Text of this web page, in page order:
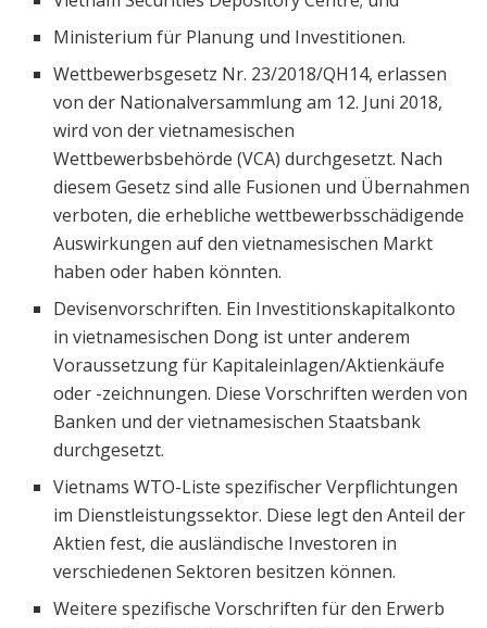
Ministerium für Planung und Investitionen.
Wettbewerbsgesetz Nr. 23/2018/QH14, erlassen
von der Nationalversammlung am 12. Juni 2018,
wird von der vietnamesischen
Wettbewerbsbehörde (VCA) durchgesetzt. Nach
diesem Gesetz sind alle Fusionen und Übernahmen
verboten, die erhebliche wettbewerbsschädigende
Auswirkungen auf den vietnamesischen Markt
haben oder haben könnten.
Devisenvorschriften. Ein Investitionskapitalkonto
in vietnamesischen Dong ist unter anderem
Voraussetzung für Kapitaleinlagen/Aktienkäufe
oder -zeichnungen. Diese Vorschriften werden von
Banken und der vietnamesischen Staatsbank
durchgesetzt.
Vietnams WTO-Liste spezifischer Verpflichtungen
im Dienstleistungssektor. Diese legt den Anteil der
Aktien fest, die ausländische Investoren in
verschiedenen Sektoren besitzen können.
Weitere spezifische Vorschriften für den Erwerb